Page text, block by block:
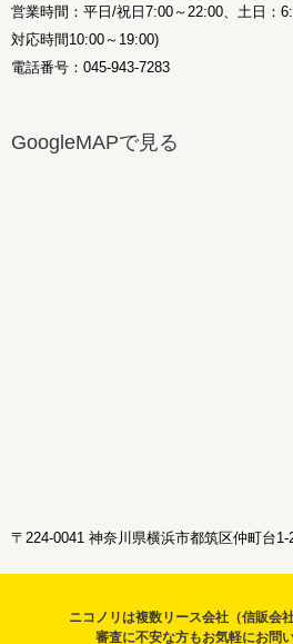
営業時間：平日/祝日7:00～22:00、土日：
対応時間10:00～19:00)
電話番号：045-943-7283
GoogleMAPで見る
〒224-0041 神奈川県横浜市都筑区仲町台1-
ニコノリは複数リース会社（信販会
審査に不安な方もお気軽にお問